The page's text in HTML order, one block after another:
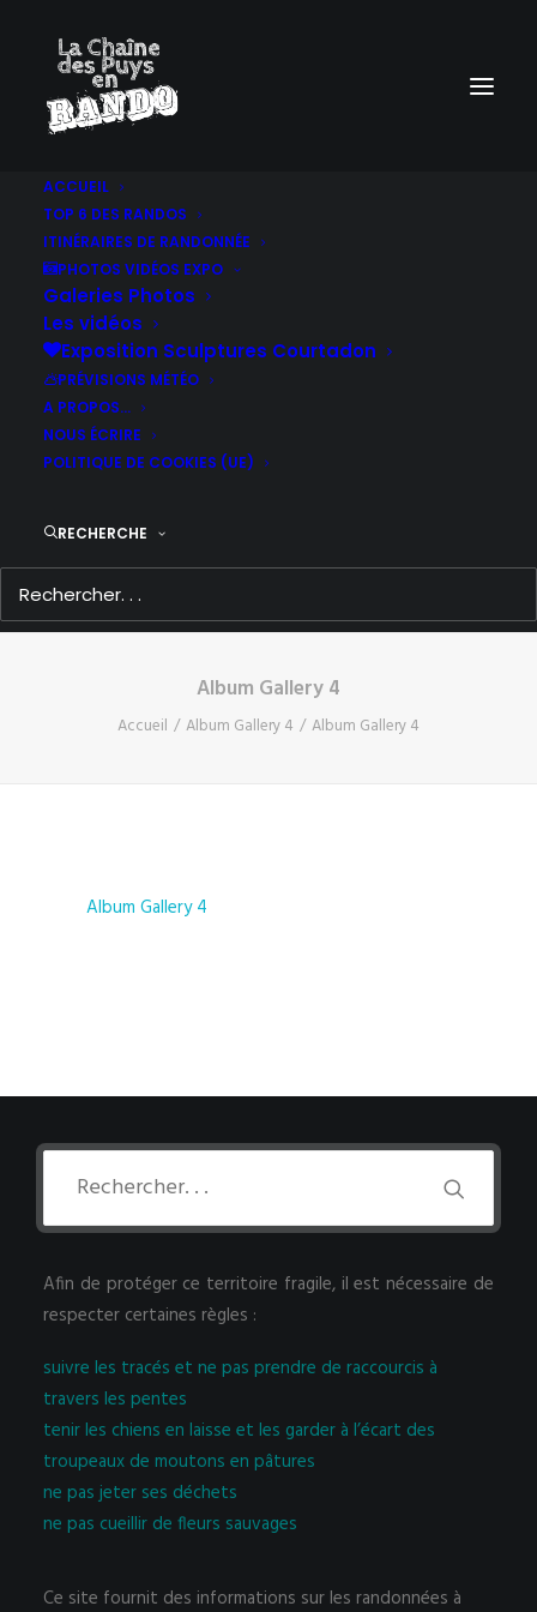
ACCUEIL
TOP 6 DES RANDOS
ITINÉRAIRES DE RANDONNÉE
PHOTOS VIDÉOS EXPO
Galeries Photos
Les vidéos
Exposition Sculptures Courtadon
PRÉVISIONS MÉTÉO
A PROPOS…
NOUS ÉCRIRE
POLITIQUE DE COOKIES (UE)
RECHERCHE
Album Gallery 4
Accueil Album Gallery 4 Album Gallery 4
Album Gallery 4
Afin de protéger ce territoire fragile, il est nécessaire de
respecter certaines règles :
suivre les tracés et ne pas prendre de raccourcis à
travers les pentes
tenir les chiens en laisse et les garder à l’écart des
troupeaux de moutons en pâtures
ne pas jeter ses déchets
ne pas cueillir de fleurs sauvages
Ce site fournit des informations sur les randonnées à